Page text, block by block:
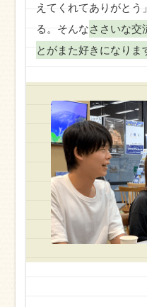
えてくれてありがとう
る。そんなささいな交
とがまた好きになりま